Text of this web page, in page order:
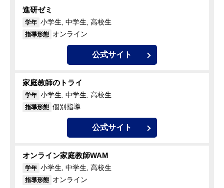
進研ゼミ
学年 小学生, 中学生, 高校生
指導形態 オンライン
公式サイト
家庭教師のトライ
学年 小学生, 中学生, 高校生
指導形態 個別指導
公式サイト
オンライン家庭教師WAM
学年 小学生, 中学生, 高校生
指導形態 オンライン